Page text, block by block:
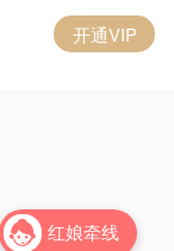
开通VIP
